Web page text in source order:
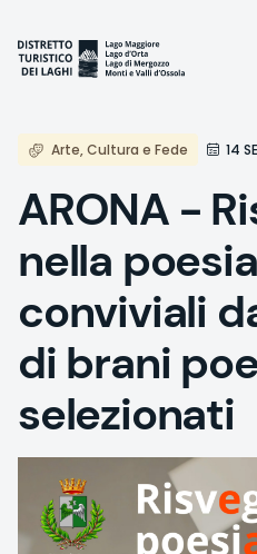
main
content
Arte, Cultura e Fede 14
ARONA -
nella
conviviali
di brani
selezionati